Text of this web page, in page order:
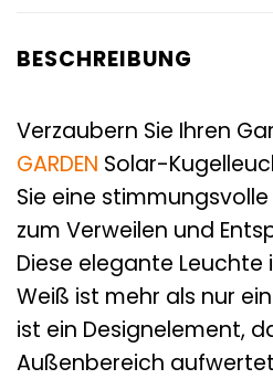
BESCHREIBUNG
Verzaubern Sie Ihren
GARDEN Solar-
Sie eine
zum Verweilen und
Diese elegante
Weiß ist mehr als nur
ist ein Designelement,
Außenbereich